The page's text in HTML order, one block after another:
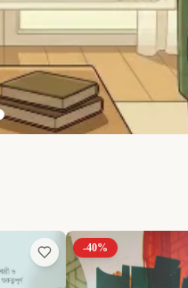
-40%